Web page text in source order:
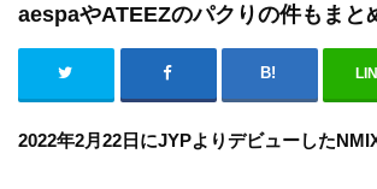
aespaやATEEZのパクりの件もまと
2022年2月22日にJYPよりデビューした